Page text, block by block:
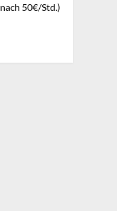
50€/Std.)